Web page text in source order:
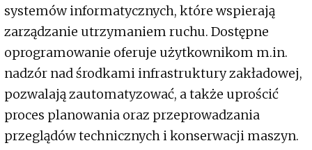
systemów informatycznych, które wspierają
zarządzanie utrzymaniem ruchu. Dostępne
oprogramowanie oferuje użytkownikom m.in.
nadzór nad środkami infrastruktury zakładowej,
pozwalają zautomatyzować, a także uprościć
proces planowania oraz przeprowadzania
przeglądów technicznych i konserwacji maszyn.